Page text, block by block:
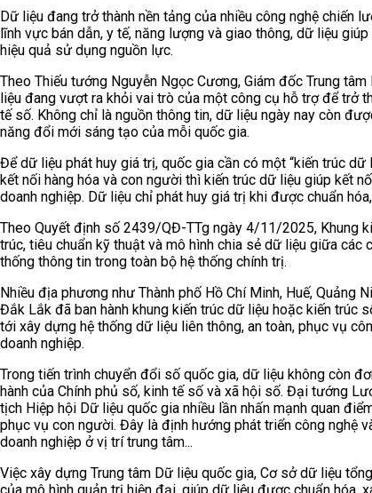
Dữ liệu đang trở thành nền tảng của nhiều công nghệ chiến
lĩnh vực bán dẫn, y tế, năng lượng và giao thông, dữ liệu
hiệu quả sử dụng nguồn lực.
Theo Thiếu tướng Nguyễn Ngọc Cương, Giám đốc Trung
liệu đang vượt ra khỏi vai trò của một công cụ hỗ trợ để trở
tế số. Không chỉ là nguồn thông tin, dữ liệu ngày nay còn
năng đổi mới sáng tạo của mỗi quốc gia.
Để dữ liệu phát huy giá trị, quốc gia cần có một “kiến trúc
kết nối hàng hóa và con người thì kiến trúc dữ liệu giúp kết
doanh nghiệp. Dữ liệu chỉ phát huy giá trị khi được chuẩn
Theo Quyết định số 2439/QĐ-TTg ngày 4/11/2025, Khung
trúc, tiêu chuẩn kỹ thuật và mô hình chia sẻ dữ liệu giữa
thống thông tin trong toàn bộ hệ thống chính trị.
Nhiều địa phương như Thành phố Hồ Chí Minh, Huế, Quảng
Đắk Lắk đã ban hành khung kiến trúc dữ liệu hoặc kiến trúc
tới xây dựng hệ thống dữ liệu liên thông, an toàn, phục vụ
doanh nghiệp.
Trong tiến trình chuyển đổi số quốc gia, dữ liệu không còn
hành của Chính phủ số, kinh tế số và xã hội số. Đại tướng
tịch Hiệp hội Dữ liệu quốc gia nhiều lần nhấn mạnh quan
phục vụ con người. Đây là định hướng phát triển công nghệ
doanh nghiệp ở vị trí trung tâm...
Việc xây dựng Trung tâm Dữ liệu quốc gia, Cơ sở dữ liệu